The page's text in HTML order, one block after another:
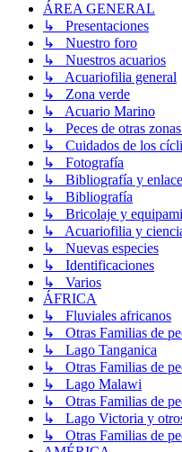
ÁREA GENERAL
↳ Presentaciones
↳ Nuestro foro
↳ Nuestros acuarios
↳ Acuariofilia general
↳ Zona verde
↳ Acuario Marino
↳ Peces de otras
↳ Cuidados de los
↳ Fotografía
↳ Bibliografía y
↳ Bibliografía
↳ Bricolaje y
↳ Acuariofilia y
↳ Nuevas especies
↳ Identificaciones
↳ Varios
ÁFRICA
↳ Fluviales africanos
↳ Otras Familias de
↳ Lago Tanganica
↳ Otras Familias de
↳ Lago Malawi
↳ Otras Familias de
↳ Lago Victoria y
↳ Otras Familias de